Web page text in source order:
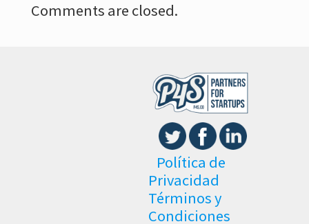
Comments are closed.
Política de
Privacidad
Términos y
Condiciones